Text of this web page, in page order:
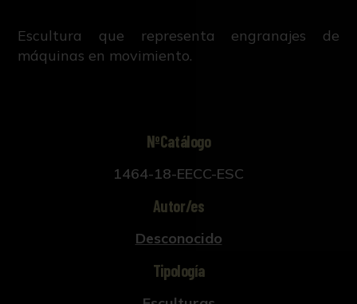
Escultura que representa engranajes de
máquinas en movimiento.
NºCatálogo
1464-18-EECC-ESC
Autor/es
Desconocido
Tipología